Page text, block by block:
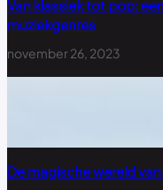
Van klassiek tot pop:
muziekgenres
november 26, 2023
De magische wereld